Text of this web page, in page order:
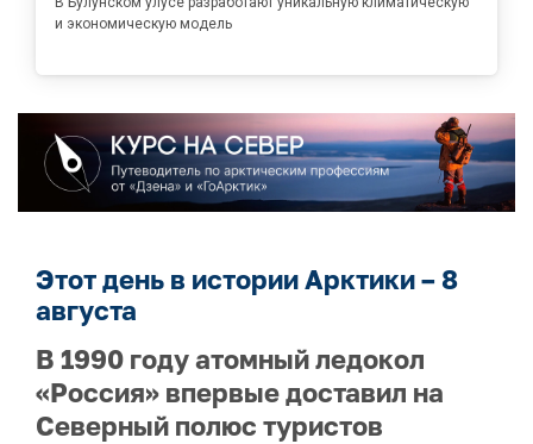
и экономическую модель
Этот день в истории Арктики – 8
августа
В 1990 году атомный ледокол
«Россия» впервые доставил на
Северный полюс туристов